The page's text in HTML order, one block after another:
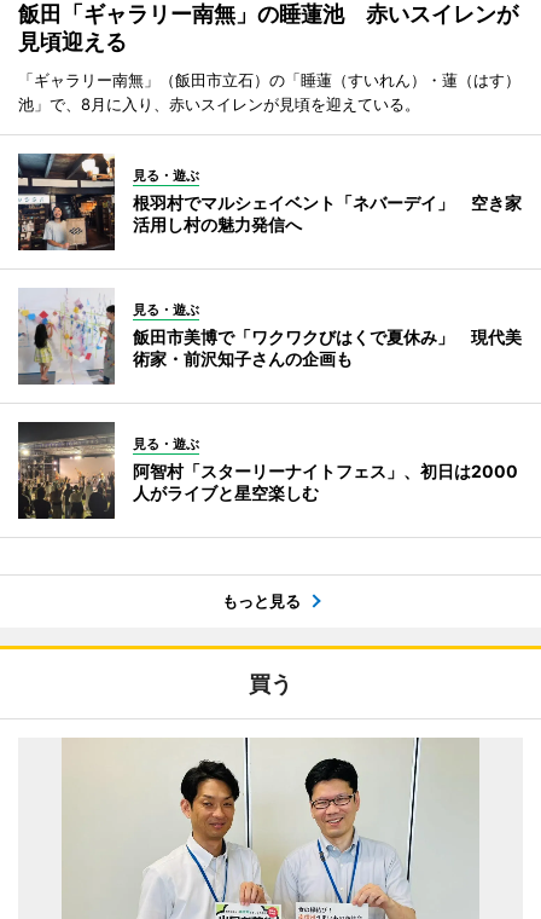
飯田「ギャラリー南無」の睡蓮池 赤いスイレンが
見頃迎える
「ギャラリー南無」（飯田市立石）の「睡蓮（すいれん）・蓮（はす）
池」で、8月に入り、赤いスイレンが見頃を迎えている。
見る・遊ぶ
根羽村でマルシェイベント「ネバーデイ」 空き家
活用し村の魅力発信へ
見る・遊ぶ
飯田市美博で「ワクワクびはくで夏休み」 現代美
術家・前沢知子さんの企画も
見る・遊ぶ
阿智村「スターリーナイトフェス」、初日は2000
人がライブと星空楽しむ
もっと見る
買う